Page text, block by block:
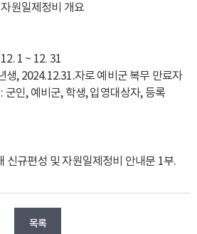
원일제정비 개요
1 ~ 12. 31
, 2024.12.31.자로 예비군 복무 만료자
인, 예비군, 학생, 입영대상자, 등록
신규편성 및 자원일제정비 안내문 1부.
목록